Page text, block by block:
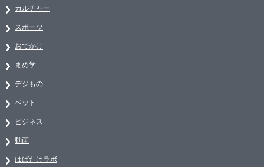
カルチャー
スポーツ
おでかけ
まめ学
デジもの
ペット
ビジネス
動画
はばたけラボ